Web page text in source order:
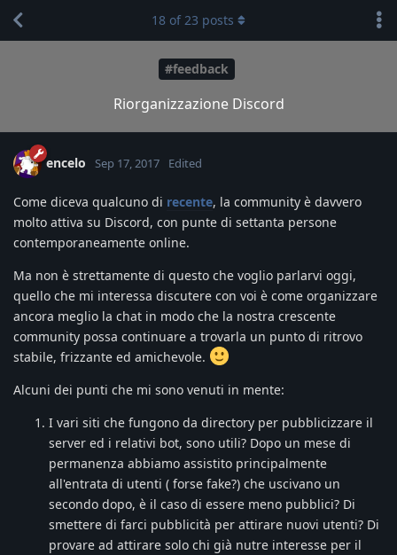
#feedback
Riorganizzazione Discord
18 of23 posts
encelo Sep 17, 2017 Edited
Come diceva qualcuno di recente, la community è davvero
molto attiva su Discord, con punte di settanta persone
contemporaneamente online.
Ma non è strettamente di questo che voglio parlarvi oggi,
quello che mi interessa discutere con voi è come organizzare
ancora meglio la chat in modo che la nostra crescente
community possa continuare a trovarla un punto di ritrovo
stabile, frizzante ed amichevole.
Alcuni dei punti che mi sono venuti in mente:
I vari siti che fungono da directory per pubblicizzare il
server ed i relativi bot, sono utili? Dopo un mese di
permanenza abbiamo assistito principalmente
all'entrata di utenti ( forse fake?) che uscivano un
secondo dopo, è il caso di essere meno pubblici? Di
smettere di farci pubblicità per attirare nuovi utenti? Di
provare ad attirare solo chi già nutre interesse per il